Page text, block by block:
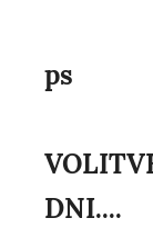
ps
DNI....